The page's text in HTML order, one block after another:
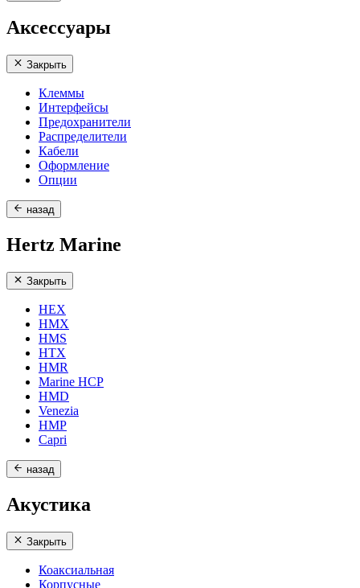
Аксессуары
Закрыть
Клеммы
Интерфейсы
Предохранители
Распределители
Кабели
Оформление
Опции
назад
Hertz Marine
Закрыть
HEX
HMX
HMS
HTX
HMR
Marine HCP
HMD
Venezia
HMP
Capri
назад
Акустика
Закрыть
Коаксиальная
Корпусные